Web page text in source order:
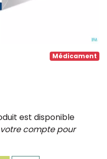
Médicament
est disponible
compte pour